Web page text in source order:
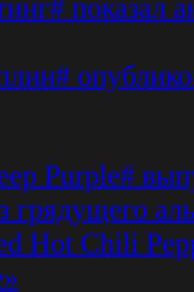
показал
Purple#
грядущего
Hot Chili